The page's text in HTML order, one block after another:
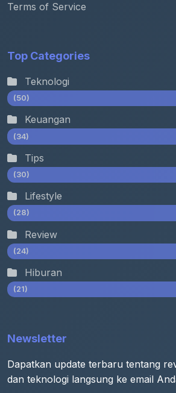
Terms of Service
Top Categories
Teknologi
(50)
Keuangan
(34)
Tips
(30)
Lifestyle
(28)
Review
(24)
Hiburan
(21)
Newsletter
Dapatkan update terbaru tentang
dan teknologi langsung ke email